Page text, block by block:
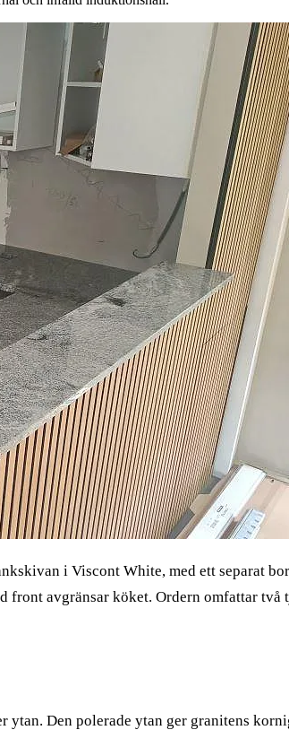
i Viscont White, med ett separat
avgränsar köket. Ordern omfattar två
Den polerade ytan ger granitens